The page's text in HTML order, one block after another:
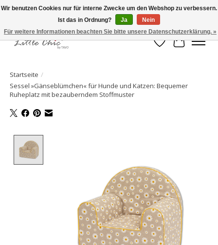
Made with Love ♥ Made in Germany
Wunschzettel
Ihr
Startseite /
Sessel »Gänseblümchen« für Hunde und Katzen: Bequemer
Ruheplatz mit bezauberndem Stoffmuster
Wir benutzen Cookies nur für interne Zwecke um den Webshop zu verbessern.
Ist das in Ordnung?
Ja
Nein
Für weitere Informationen beachten Sie bitte unsere Datenschutzerklärung. »